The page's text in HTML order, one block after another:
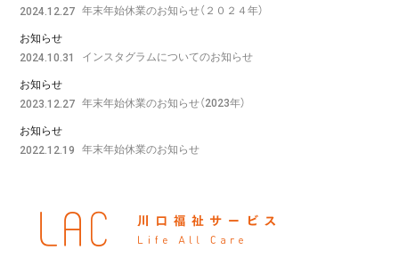
2024.12.27 年末年始休業のお知らせ（２０２４年）
2024.10.31
お知らせ
インスタグラムについてのお知らせ
2023.12.27
お知らせ
年末年始休業のお知らせ（2023年）
2022.12.19
お知らせ
年末年始休業のお知らせ